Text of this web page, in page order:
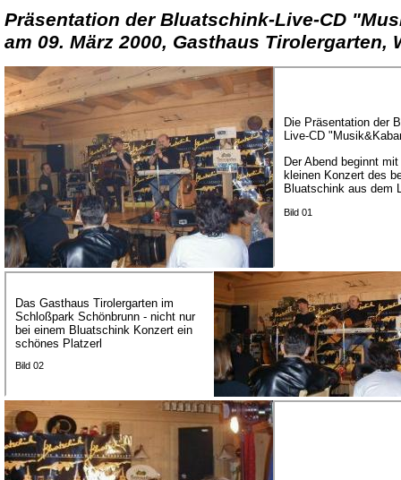
Präsentation der Bluatschink-Live-CD
am 09. März 2000, Gasthaus Tirolergarten,
Die Präsentation der
Live-CD
Der Abend beginnt
kleinen Konzert des
Bluatschink aus dem
Bild 01
Das Gasthaus Tirolergarten im
Schloßpark Schönbrunn - nicht nur
bei einem Bluatschink Konzert ein
schönes Platzerl
Bild 02